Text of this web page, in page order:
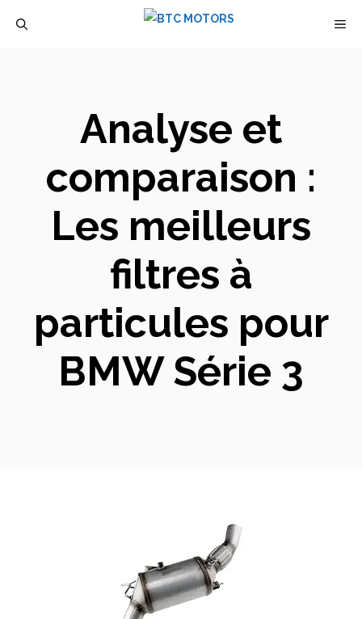
Analyse et
comparaison :
Les meilleurs
filtres à
particules pour
BMW Série 3